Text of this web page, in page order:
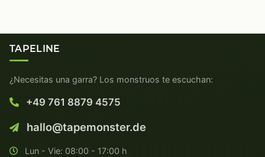
TAPELINE
¿Necesitas una garra? Los monstruos te escuchan:
+49 761 8879 4575
hallo@tapemonster.de
Lun - Vie: 08:00 - 17:00 h